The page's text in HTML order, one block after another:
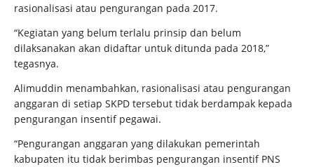
rasionalisasi atau pengurangan pada 2017.
“Kegiatan yang belum terlalu prinsip dan belum
dilaksanakan akan didaftar untuk ditunda pada 2018,”
tegasnya.
Alimuddin menambahkan, rasionalisasi atau pengurangan
anggaran di setiap SKPD tersebut tidak berdampak kepada
pengurangan insentif pegawai.
“Pengurangan anggaran yang dilakukan pemerintah
kabupaten itu tidak berimbas pengurangan insentif PNS